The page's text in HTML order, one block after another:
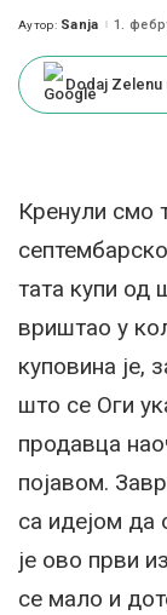
Posted
Аутор: Sanja 1.
Dodaj
Кренули смо
тата купи од
вриштао у
куповина је,
што се Оги
продавца
појавом.
са идејом да
је ово први
се мало и